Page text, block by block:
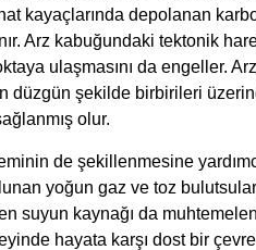
kayaçlarında depolanan
Arz kabuğundaki tektonik
ulaşmasını da engeller.
düzgün şekilde birbirileri
olur.
de şekillenmesine
yoğun gaz ve toz
suyun kaynağı da
hayata karşı dost bir